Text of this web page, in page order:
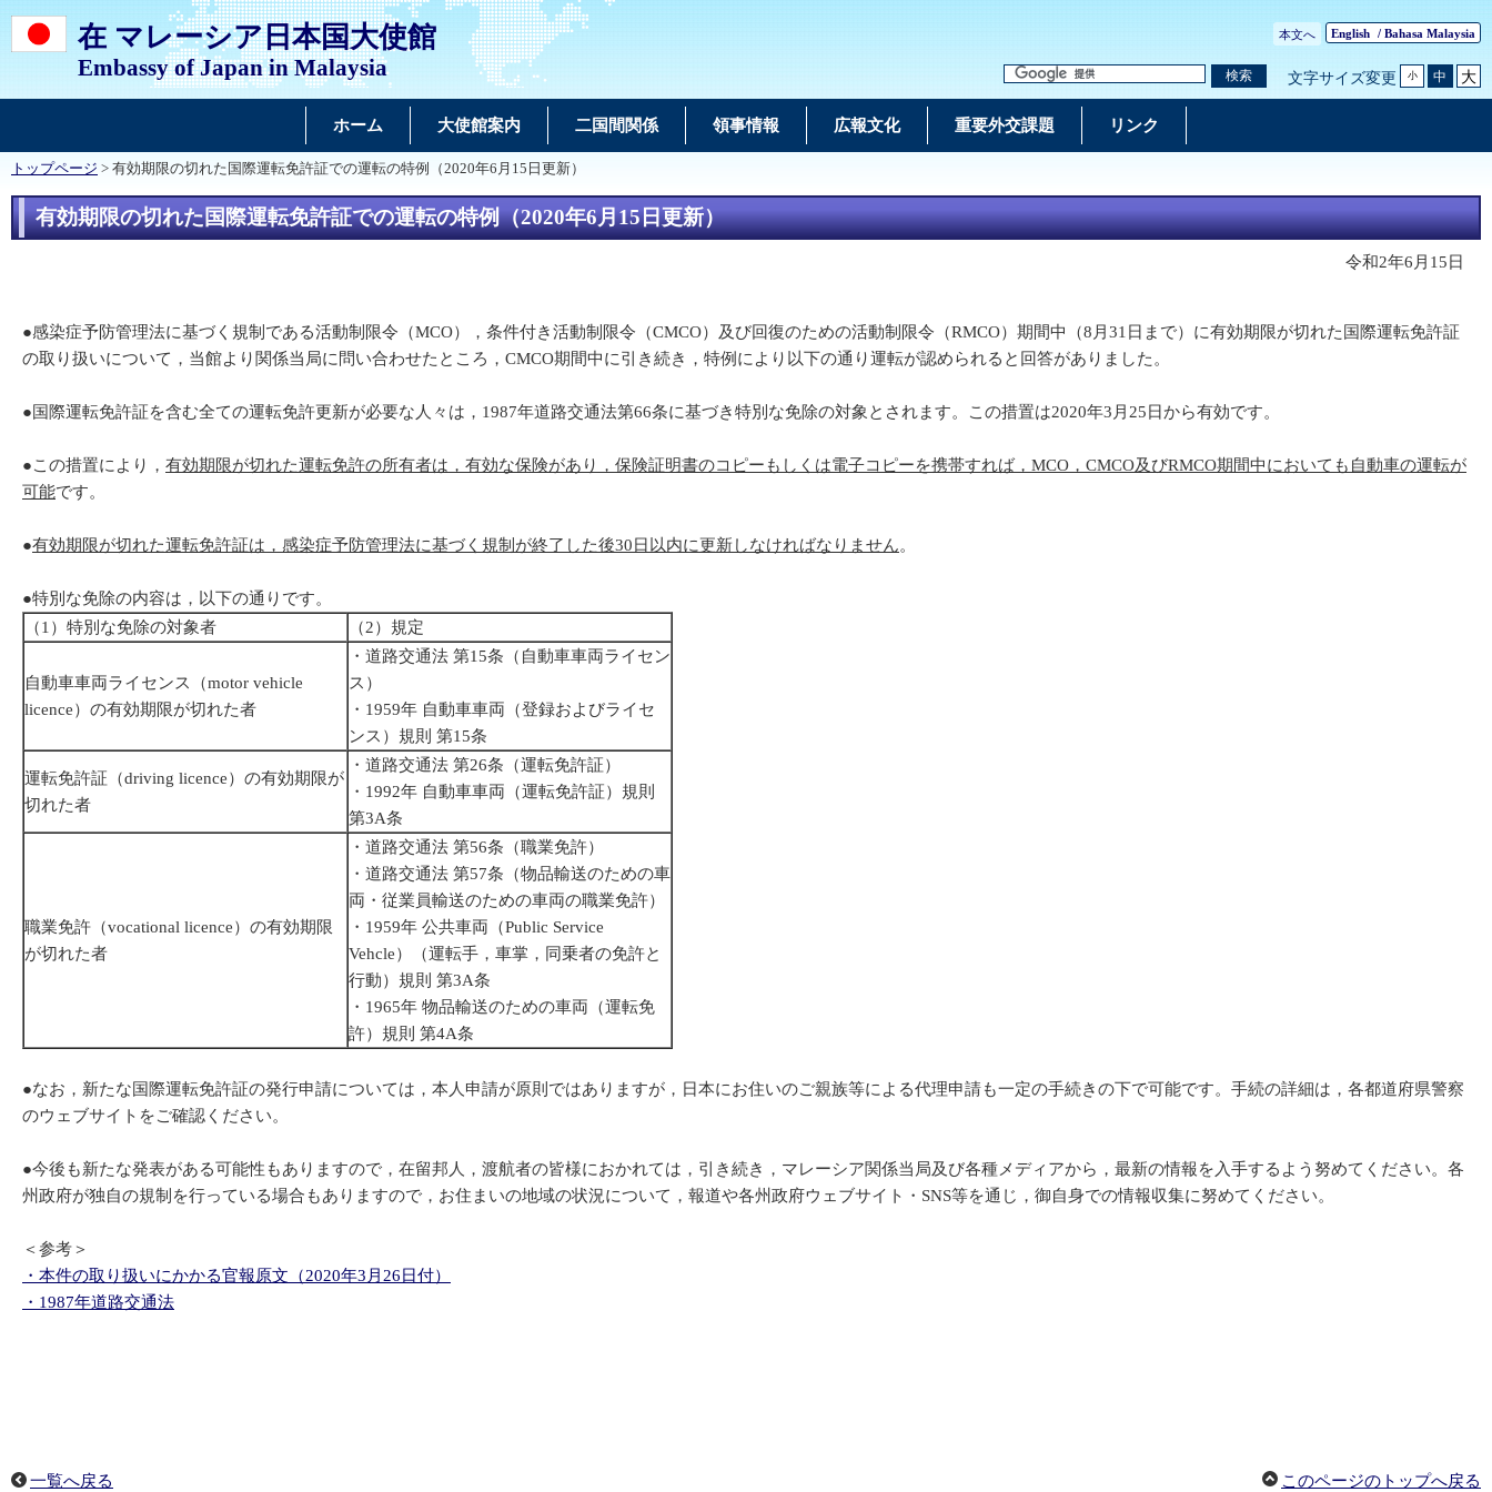
在 マレーシア日本国大使館
Embassy of Japan in Malaysia
本文へ English / Bahasa Malaysia
検索 文字サイズ変更 小 中 大
ホーム 大使館案内 二国間関係 領事情報 広報文化 重要外交課題 リンク
トップページ > 有効期限の切れた国際運転免許証での運転の特例（2020年6月15日更新）
有効期限の切れた国際運転免許証での運転の特例（2020年6月15日更新）
令和2年6月15日
●感染症予防管理法に基づく規制である活動制限令（MCO），条件付き活動制限令（CMCO）及び回復のための活動制限令（RMCO）期間中（8月31日まで）に有効期限が切れた国際運転免許証
の取り扱いについて，当館より関係当局に問い合わせたところ，CMCO期間中に引き続き，特例により以下の通り運転が認められると回答がありました。
●国際運転免許証を含む全ての運転免許更新が必要な人々は，1987年道路交通法第66条に基づき特別な免除の対象とされます。この措置は2020年3月25日から有効です。
●この措置により， 有効期限が切れた運転免許の所有者は，有効な保険があり，保険証明書のコピーもしくは電子コピーを携帯すれば， MCO ，CMCO及びRMCO期間中においても自動車の運転が
可能です。
●有効期限が切れた運転免許証は，感染症予防管理法に基づく規制が終了した後30 日以内に更新しなければなりません。
●特別な免除の内容は，以下の通りです。
（1）特別な免除の対象者
（2）規定
自動車車両ライセンス（motor vehicle
licence）の有効期限が切れた者
・道路交通法 第15条（自動車車両ライセン
ス）
・1959年 自動車車両（登録およびライセ
ンス）規則 第15条
運転免許証（driving licence）の有効期限が
切れた者
・道路交通法 第26条（運転免許証）
・1992年 自動車車両（運転免許証）規則
第3A条
職業免許（vocational licence）の有効期限
が切れた者
・道路交通法 第56条（職業免許）
・道路交通法 第57条（物品輸送のための車
両・従業員輸送のための車両の職業免許）
・1959年 公共車両（Public Service
Vehcle）（運転手，車掌，同乗者の免許と
行動）規則 第3A条
・1965年 物品輸送のための車両（運転免
許）規則 第4A条
●なお，新たな国際運転免許証の発行申請については，本人申請が原則ではありますが，日本にお住いのご親族等による代理申請も一定の手続きの下で可能です。手続の詳細は，各都道府県警察
のウェブサイトをご確認ください。
●今後も新たな発表がある可能性もありますので，在留邦人，渡航者の皆様におかれては，引き続き，マレーシア関係当局及び各種メディアから，最新の情報を入手するよう努めてください。各
州政府が独自の規制を行っている場合もありますので，お住まいの地域の状況について，報道や各州政府ウェブサイト・SNS等を通じ，御自身での情報収集に努めてください。
＜参考＞
・本件の取り扱いにかかる官報原文（2020年3月26日付）
・1987年道路交通法
一覧へ戻る このページのトップへ戻る